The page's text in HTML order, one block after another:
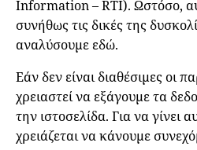
Information – RTI). Ωστόσο,
συνήθως τις δικές της
αναλύσουμε εδώ.
Eάν δεν είναι διαθέσιμες οι
χρειαστεί να εξάγουμε τα
την ιστοσελίδα. Για να γίνει
χρειάζεται να κάνουμε